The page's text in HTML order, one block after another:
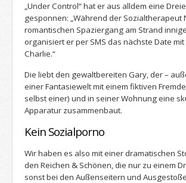
„Under Control“ hat er aus alldem eine
gesponnen: „Während der Sozialtherapeut
romantischen Spaziergang am Strand
organisiert er per SMS das nächste Date
Charlie.“
Die liebt den gewaltbereiten Gary, der –
einer Fantasiewelt mit einem fiktiven
selbst einer) und in seiner Wohnung eine
Apparatur zusammenbaut.
Kein Sozialporno
Wir haben es also mit einer dramatischen
den Reichen & Schönen, die nur zu einem
sonst bei den Außenseitern und